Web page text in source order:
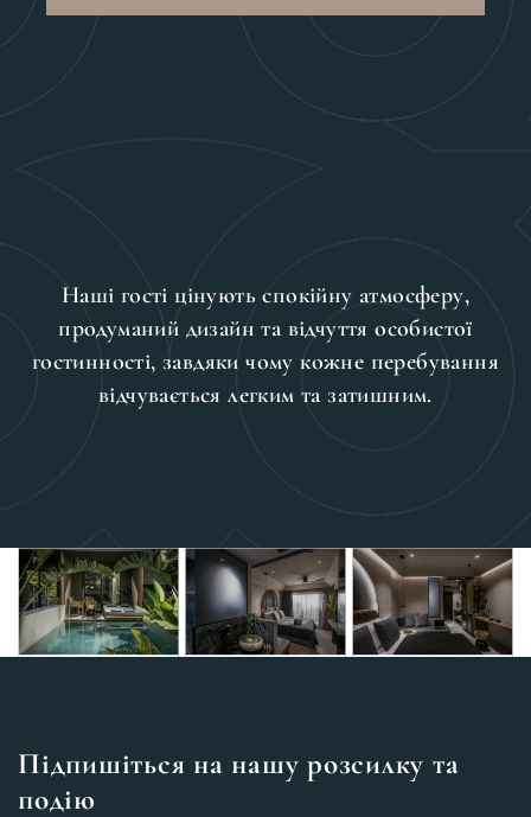
Наші гості цінують спокійну атмосферу,
продуманий дизайн та відчуття особистої
гостинності, завдяки чому кожне перебування
відчувається легким та затишним.
Підпишіться на нашу розсилку та
подію